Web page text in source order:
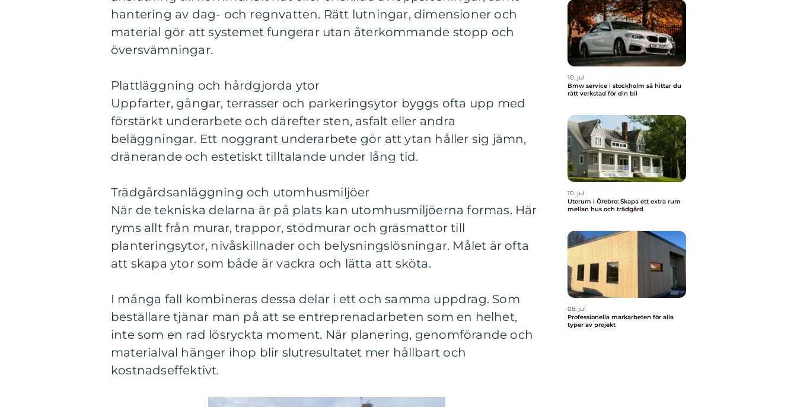
hantering av dag- och regnvatten. Rätt lutningar, dimensioner och
material gör att systemet fungerar utan återkommande stopp och
översvämningar.
Plattläggning och hårdgjorda ytor
Uppfarter, gångar, terrasser och parkeringsytor byggs ofta upp med
förstärkt underarbete och därefter sten, asfalt eller andra
beläggningar. Ett noggrant underarbete gör att ytan håller sig jämn,
dränerande och estetiskt tilltalande under lång tid.
Trädgårdsanläggning och utomhusmiljöer
När de tekniska delarna är på plats kan utomhusmiljöerna formas. Här
ryms allt från murar, trappor, stödmurar och gräsmattor till
planteringsytor, nivåskillnader och belysningslösningar. Målet är ofta
att skapa ytor som både är vackra och lätta att sköta.
I många fall kombineras dessa delar i ett och samma uppdrag. Som
beställare tjänar man på att se entreprenadarbeten som en helhet,
inte som en rad lösryckta moment. När planering, genomförande och
materialval hänger ihop blir slutresultatet mer hållbart och
kostnadseffektivt.
10. jul
Bmw service i stockholm så hittar du
rätt verkstad för din bil
10. jul
Uterum i Örebro: Skapa ett extra rum
mellan hus och trädgård
08. jul
Professionella markarbeten för alla
typer av projekt